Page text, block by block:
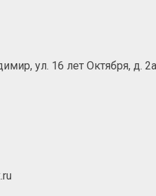
ул. 16 лет Октября, д. 2а